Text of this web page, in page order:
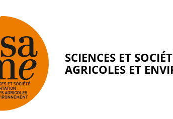
SCIENCES ET
AGRICOLES ET